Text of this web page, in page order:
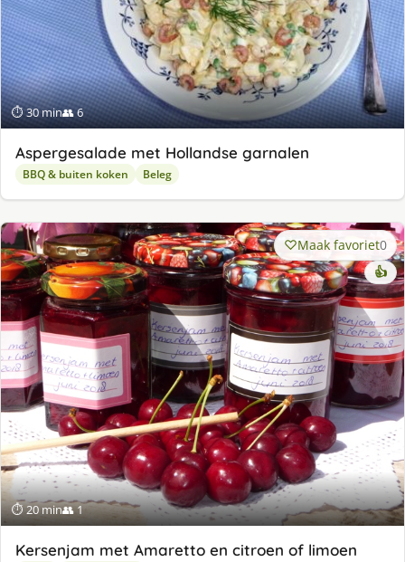
⏱ 30 min👥 6
Aspergesalade met Hollandse garnalen
BBQ & buiten koken Beleg
⏱ 20 min👥 1
Maak favoriet0
👍
Kersenjam met Amaretto en citroen of limoen